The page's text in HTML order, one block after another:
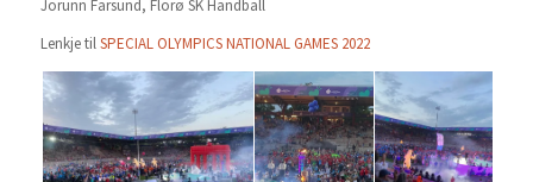
Jorunn Farsund, Florø SK Handball
Lenkje tilSPECIAL OLYMPICS NATIONAL GAMES 2022